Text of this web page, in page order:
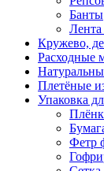
Банты
Лента
Кружево,
Расходные
Плетёные
Упаковка
Фетр